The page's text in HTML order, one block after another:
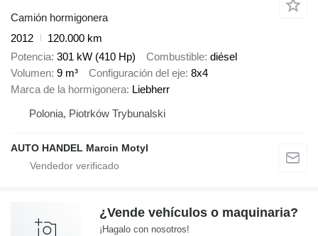
Camión hormigonera
2012
120.000 km
Potencia 301 kW (410 Hp) Combustible diésel
Volumen 9 m³ Configuración del eje 8x4
Marca de la hormigonera Liebherr
Polonia, Piotrków Trybunalski
AUTO HANDEL Marcin Motyl
¿Vende vehículos o maquinaria?
¡Hagalo con nosotros!